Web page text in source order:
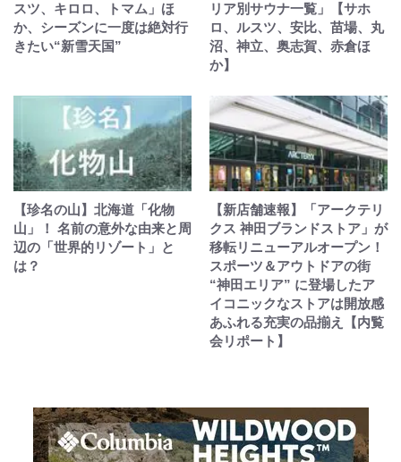
スツ、キロロ、トマム」ほ
か、シーズンに一度は絶対行
きたい“新雪天国”
リア別サウナ一覧」【サホ
ロ、ルスツ、安比、苗場、丸
沼、神立、奥志賀、赤倉ほ
か】
【珍名の山】北海道「化物
山」！ 名前の意外な由来と周
辺の「世界的リゾート」と
は？
【新店舗速報】「アークテリ
クス 神田ブランドストア」が
移転リニューアルオープン！
スポーツ＆アウトドアの街
“神田エリア” に登場したア
イコニックなストアは開放感
あふれる充実の品揃え【内覧
会リポート】